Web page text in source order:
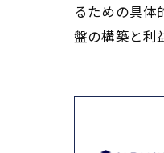
るための具体
盤の構築と利